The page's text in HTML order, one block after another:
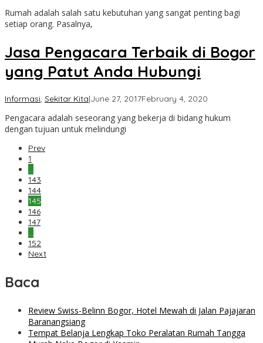
Cimanggu
Rumah adalah salah satu kebutuhan yang sangat penting bagi
setiap orang. Pasalnya,
Jasa Pengacara Terbaik di Bogor
yang Patut Anda Hubungi
Informasi, Sekitar Kita|June 27, 2017February 4, 2020
Pakansari
Pengacara adalah seseorang yang bekerja di bidang hukum
dengan tujuan untuk melindungi
Prev
1
…
143
144
145
146
147
…
152
Next
Baca
Review Swiss-Belinn Bogor, Hotel Mewah di Jalan Pajajaran
Baranangsiang
Tempat Belanja Lengkap Toko Peralatan Rumah Tangga